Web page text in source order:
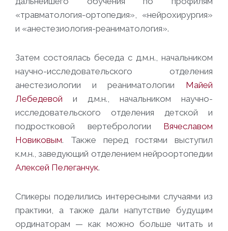
«травматология-ортопедия», «нейрохирургия»
и «анестезиология-реаниматология».
Затем состоялась беседа с д.м.н., начальником
научно-исследовательского отделения
анестезиологии и реаниматологии Майей
Лебедевой и д.м.н., начальником научно-
исследовательского отделения детской и
подростковой вертебрологии Вячеславом
Новиковым. Также перед гостями выступил
к.м.н., заведующий отделением нейроортопедии
Алексей Пелеганчук.
Спикеры поделились интересными случаями из
практики, а также дали напутствие будущим
ординаторам — как можно больше читать и